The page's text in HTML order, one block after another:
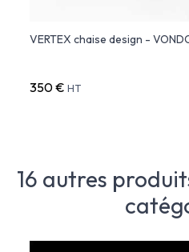
VERTEX chaise design -
350 € HT
16 autres